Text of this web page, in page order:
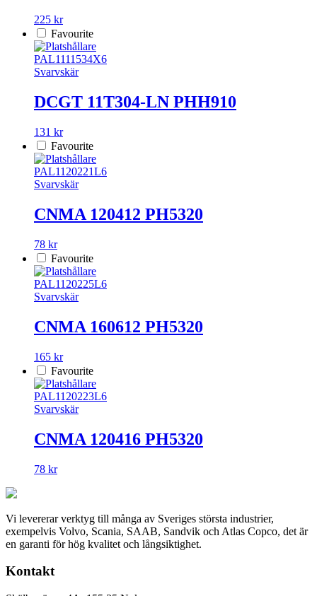
225 kr
Favourite
PAL1111534X6
Svarvskär
DCGT 11T304-LN PHH910
131 kr
Favourite
PAL1120221L6
Svarvskär
CNMA 120412 PH5320
78 kr
Favourite
PAL1120225L6
Svarvskär
CNMA 160612 PH5320
165 kr
Favourite
PAL1120223L6
Svarvskär
CNMA 120416 PH5320
78 kr
Vi levererar verktyg till många av Sveriges största industrier,
exempelvis Volvo, Scania, SAAB, Sandvik och Atlas Copco, det är
en garanti för hög kvalitet och långsiktighet.
Kontakt